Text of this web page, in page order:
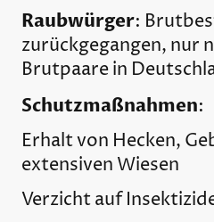
Raubwürger:
zurückgegangen, nur
Brutpaare in
Schutzmaßnahmen:
Erhalt von Hecken,
extensiven Wiesen
Verzicht auf